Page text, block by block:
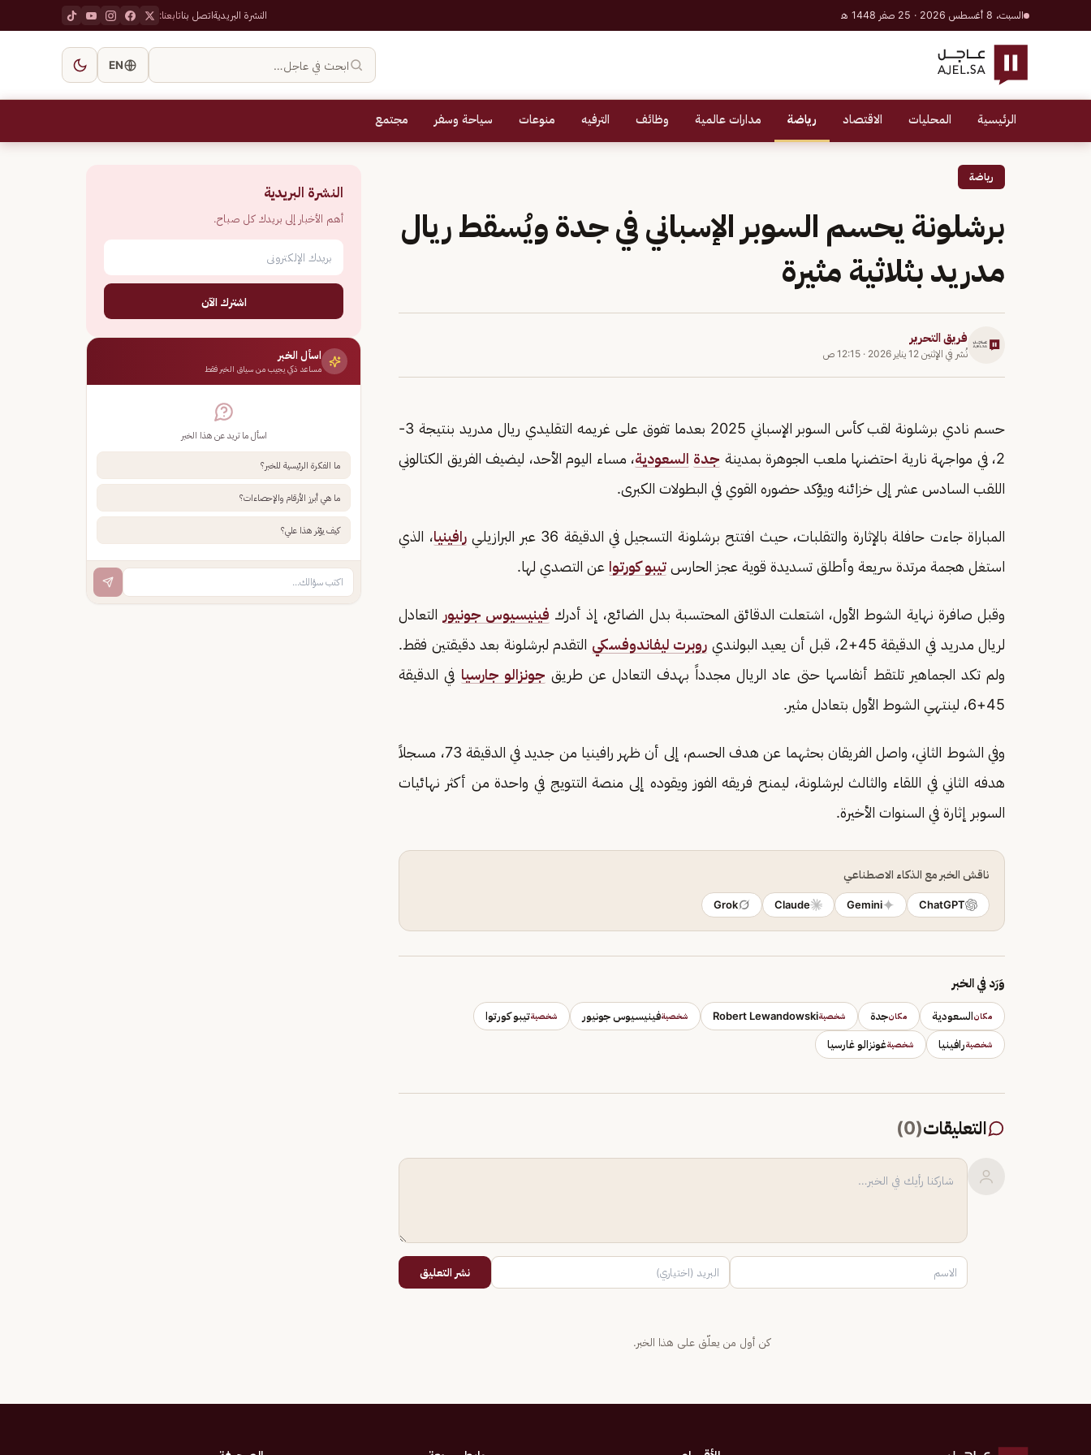
السبت، 8 أغسطس 2026 · 25 صفر 1448 هـ النشرة البريديةاتصل بناتابعنا:
ابحث في عاجل… EN
الرئيسية المحليات الاقتصاد رياضة مدارات عالمية وظائف الترفيه منوعات سياحة وسفر مجتمع
رياضة
برشلونة يحسم السوبر الإسباني في جدة ويُسقط ريال
مدريد بثلاثية مثيرة
فريق التحرير
نُشر في الإثنين 12 يناير 2026 · 12:15 ص
حسم نادي برشلونة لقب كأس السوبر الإسباني 2025 بعدما تفوق على غريمه التقليدي ريال مدريد بنتيجة 3-
2، في مواجهة نارية احتضنها ملعب الجوهرة بمدينة
جدة السعودية، مساء اليوم الأحد، ليضيف الفريق الكتالوني
اللقب السادس عشر إلى خزائنه ويؤكد حضوره القوي في البطولات الكبرى.
المباراة جاءت حافلة بالإثارة والتقلبات، حيث افتتح برشلونة التسجيل في الدقيقة 36 عبر البرازيلي رافينيا، الذي
استغل هجمة مرتدة سريعة وأطلق تسديدة قوية عجز الحارس تيبو كورتوا عن التصدي لها.
وقبل صافرة نهاية الشوط الأول، اشتعلت الدقائق المحتسبة بدل الضائع، إذ أدرك فينيسيوس جونيور التعادل
لريال مدريد في الدقيقة 45+2، قبل أن يعيد البولندي
روبرت ليفاندوفسكي التقدم لبرشلونة بعد دقيقتين فقط.
ولم تكد الجماهير تلتقط أنفاسها حتى عاد الريال مجدداً بهدف التعادل عن طريق جونزالو جارسيا في الدقيقة
45+6، لينتهي الشوط الأول بتعادل مثير.
وفي الشوط الثاني، واصل الفريقان بحثهما عن هدف الحسم، إلى أن ظهر رافينيا من جديد في الدقيقة 73، مسجلاً
هدفه الثاني في اللقاء والثالث لبرشلونة، ليمنح فريقه الفوز ويقوده إلى منصة التتويج في واحدة من أكثر نهائيات
السوبر إثارة في السنوات الأخيرة.
ناقش الخبر مع الذكاء الاصطناعي
ChatGPT
Gemini
Claude
Grok
وَرَد في الخبر
مكانالسعودية مكانجدة شخصيةRobert Lewandowski شخصيةفينيسيوس جونيور شخصيةتيبو كورتوا
شخصيةرافينيا شخصيةغونزالو غارسيا
التعليقات(
0
)
نشر التعليق
كن أول من يعلّق على هذا الخبر.
النشرة البريدية
أهم الأخبار إلى بريدك كل صباح.
اشترك الآن
اسأل الخبر
مساعد ذكي يجيب من سياق الخبر فقط
اسأل ما تريد عن هذا الخبر
ما الفكرة الرئيسية للخبر؟
ما هي أبرز الأرقام والإحصاءات؟
كيف يؤثر هذا علي؟